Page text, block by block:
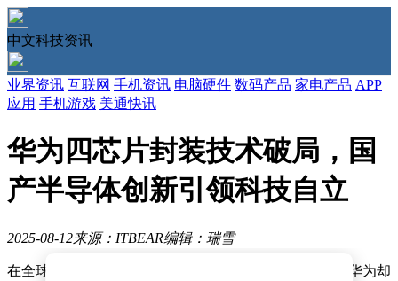
中文科技资讯
业界资讯 互联网 手机资讯 电脑硬件 数码产品 家电产品 APP
应用 手机游戏 美通快讯
华为四芯片封装技术破局，国
产半导体创新引领科技自立
2025-08-12来源：ITBEAR编辑：瑞雪
在全球半导体行业竞相追逐更先进制程工艺的背景下，华为却